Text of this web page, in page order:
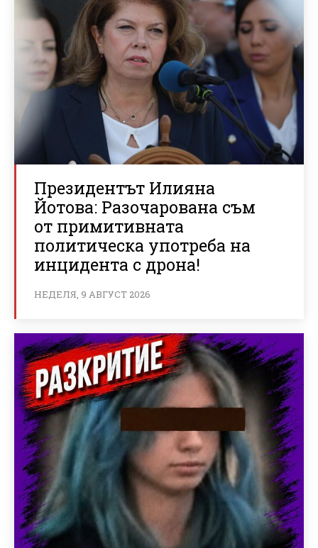
Президентът Илияна
Йотова: Разочарована съм
от примитивната
политическа употреба на
инцидента с дрона!
НЕДЕЛЯ, 9 АВГУСТ 2026